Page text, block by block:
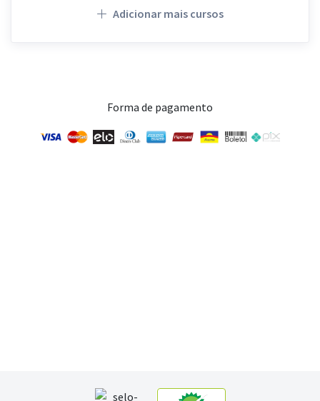
Adicionar mais cursos
Forma de pagamento